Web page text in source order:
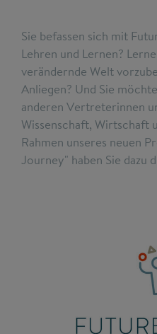
Sie befassen sich mit
Lehren und Lernen?
verändernde Welt
Anliegen? Und Sie
anderen Vertreterinnen
Wissenschaft, Wirtschaft
Rahmen unseres neuen
Journey" haben Sie dazu